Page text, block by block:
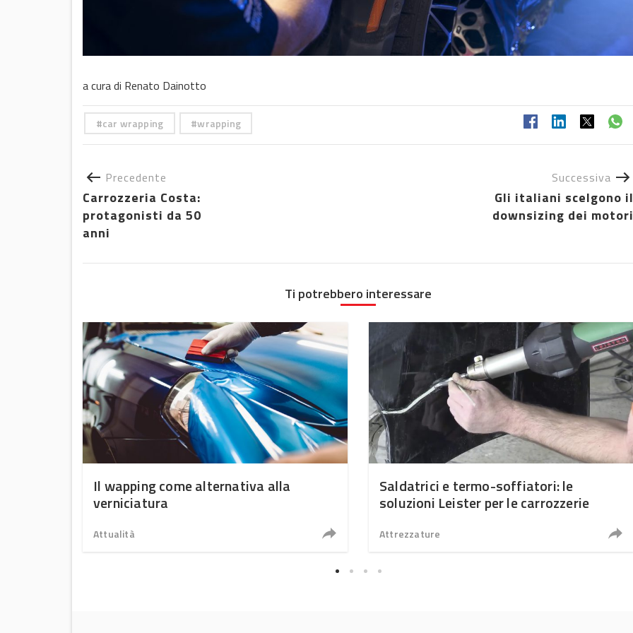
a cura di Renato Dainotto
car wrapping wrapping
Precedente
Carrozzeria Costa:
protagonisti da 50
anni
Successiva
Gli italiani scelgono il
downsizing dei motori
Ti potrebbero interessare
Il wapping come alternativa alla
verniciatura
Attualità
Saldatrici e termo-soffiatori: le
soluzioni Leister per le carrozzerie
Attrezzature